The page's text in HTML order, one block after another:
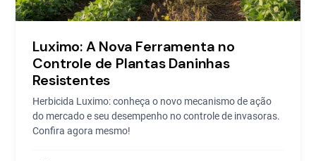
Luximo: A Nova Ferramenta no
Controle de Plantas Daninhas
Resistentes
Herbicida Luximo: conheça o novo mecanismo de ação
do mercado e seu desempenho no controle de invasoras.
Confira agora mesmo!